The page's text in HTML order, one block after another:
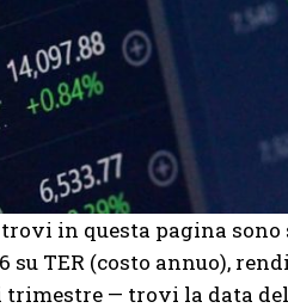
in questa pagina
TER (costo annuo),
— trovi la data